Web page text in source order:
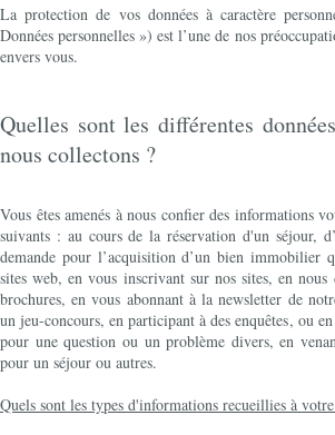
La protection de vos données à caractère
Données personnelles ») est l’une de nos
envers vous.
Quelles sont les différentes
nous collectons ?
Vous êtes amenés à nous confier des informations
suivants : au cours de la réservation d'un séjour,
demande pour l’acquisition d’un bien immobilier
sites web, en vous inscrivant sur nos sites, en nous
brochures, en vous abonnant à la newsletter de
un jeu-concours, en participant à des enquêtes, ou
pour une question ou un problème divers, en
pour un séjour ou autres.
Quels sont les types d'informations recueillies à